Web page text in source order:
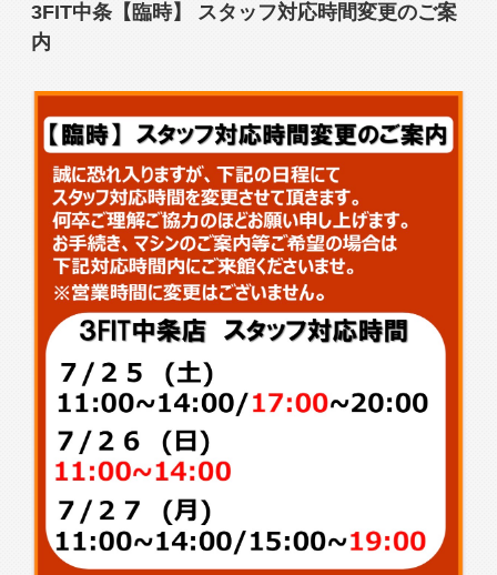
3FITとは
よくあるご質問
法人会員のご案内
入会検討の方 会員の方
公式SNSアカウント
3FIT中条【臨時】 スタッフ対応時間変更のご案
内